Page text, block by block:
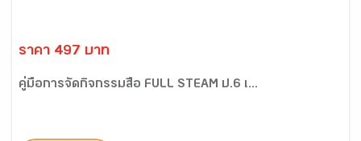
ราคา 497 บาท
คู่มือการจัดกิจกรรมสื่อ FULL STEAM ป.6 เ...